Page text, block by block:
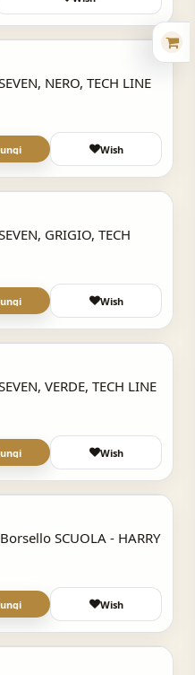
-20%
NERO, TECH LINE
Wish
GRIGIO, TECH
Wish
VERDE, TECH LINE
Wish
SCUOLA - HARRY
Wish